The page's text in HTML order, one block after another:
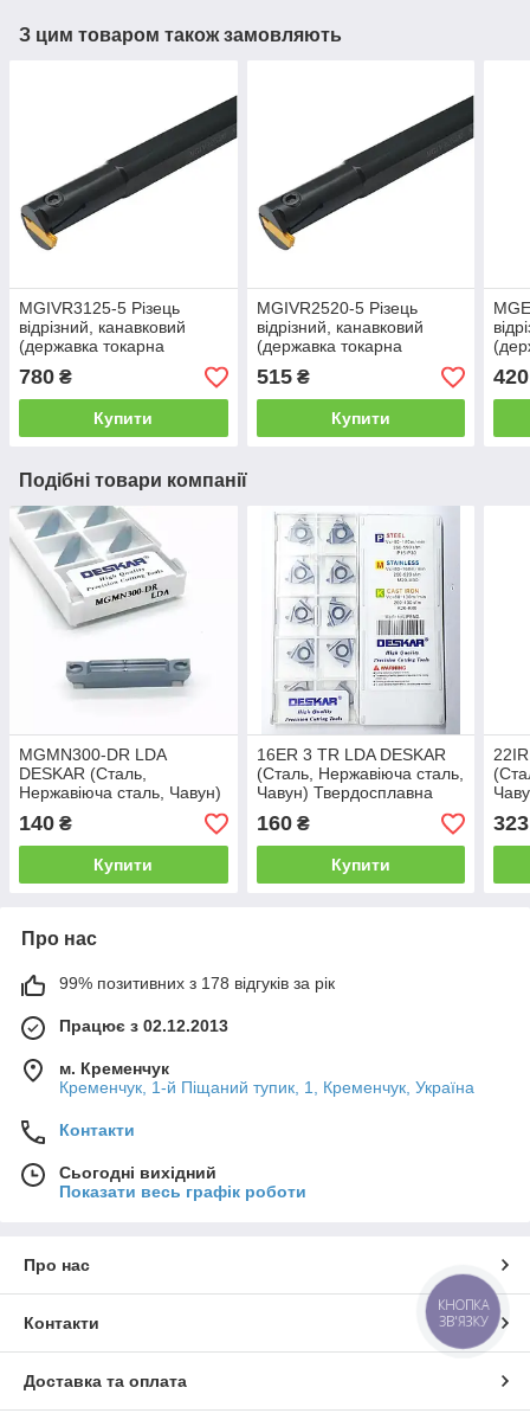
З цим товаром також замовляють
MGIVR3125-5 Різець
відрізний, канавковий
(державка токарна
відрізна канавкова із
змінною пластиною)
780 ₴
Купити
MGIVR2520-5 Різець
відрізний, канавковий
(державка токарна
відрізна канавкова із
змінною пластиною)
515₴
Купити
420
Подібні товари компанії
MGMN300-DR LDA
DESKAR (Сталь,
Нержавіюча сталь, Чавун)
Твердосплавна пластина
140 ₴
Купити
16ER 3 TR LDA DESKAR
(Сталь, Нержавіюча сталь,
Чавун) Твердосплавна
160₴
Купити
323
Про нас
99% позитивних з 178 відгуків за рік
Працює з 02.12.2013
м. Кременчук
Кременчук, 1-й Піщаний тупик, 1, Кременчук, Україна
Контакти
Сьогодні вихідний
Показати весь графік роботи
Про нас
Контакти
Доставка та оплата
КНОПКА
ЗВ'ЯЗКУ